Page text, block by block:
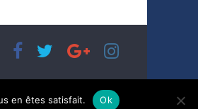
en êtes satisfait. Ok